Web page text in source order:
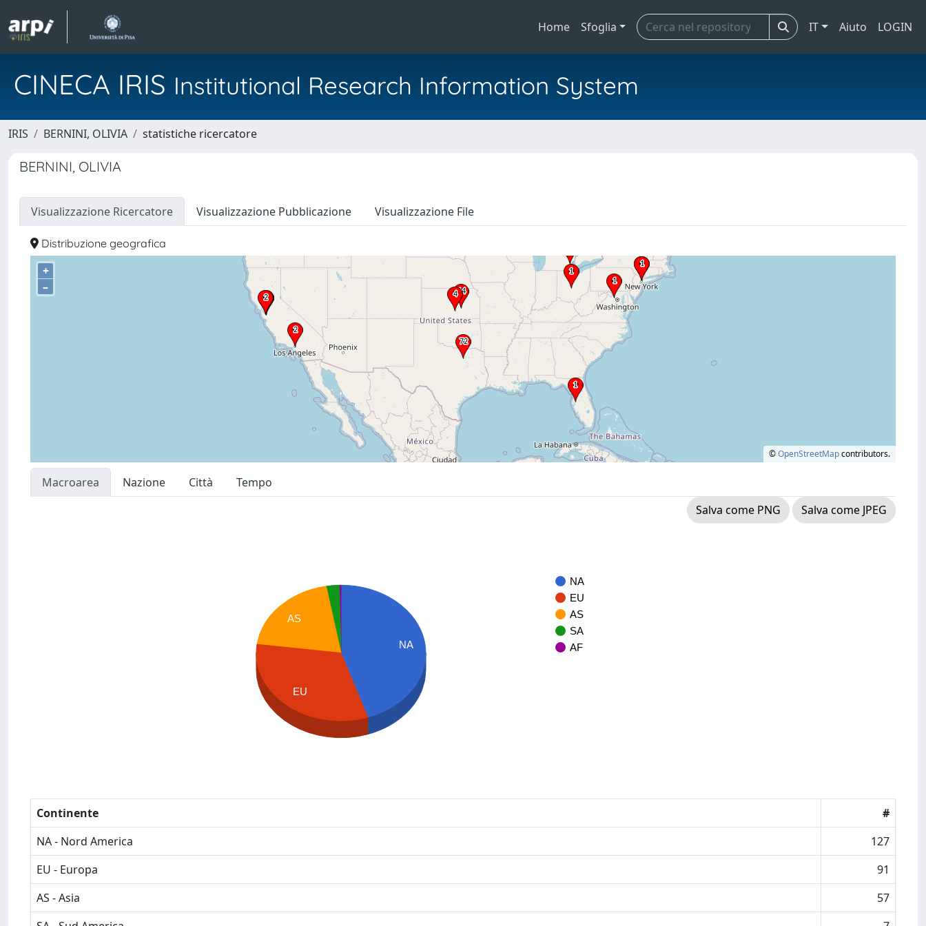
Home Sfoglia IT Aiuto LOGIN
CINECA IRIS Institutional Research Information System
IRIS BERNINI, OLIVIA statistiche ricercatore
BERNINI, OLIVIA
Visualizzazione Ricercatore Visualizzazione Pubblicazione Visualizzazione File
Distribuzione geografica
+
–
©OpenStreetMapcontributors.
Macroarea Nazione Città
Tempo
Salva come PNG
Salva come JPEG
NA
EU
AS
SA
AF
NA
AS
EU
Continente
#
NA - Nord America
127
EU - Europa
91
AS - Asia
57